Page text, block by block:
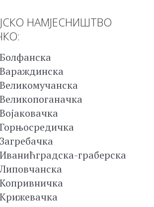
НАМЈЕСНИШТВО
граберска